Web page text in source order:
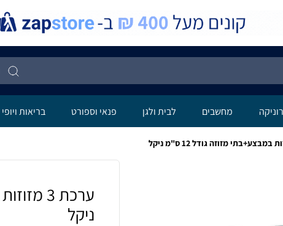
מחשבים לבית ולגן פנאי וספורט בריאות ויופי
ניקל